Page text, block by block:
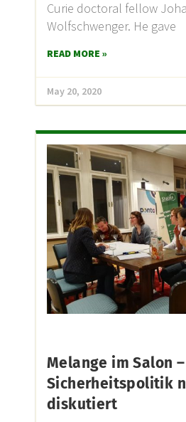
Curie doctoral fellow
Wolfschwenger. He gave
READ MORE »
May 20, 2020
Melange im Salon
Sicherheitspolitik
diskutiert